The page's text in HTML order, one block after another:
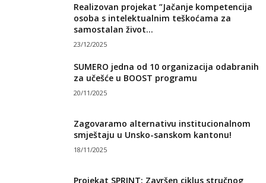
Realizovan projekat ”Jačanje kompetencija
osoba s intelektualnim teškoćama za
samostalan život...
23/12/2025
SUMERO jedna od 10 organizacija odabranih
za učešće u BOOST programu
20/11/2025
Zagovaramo alternativu institucionalnom
smještaju u Unsko-sanskom kantonu!
18/11/2025
Projekat SPRINT: Završen ciklus stručnog